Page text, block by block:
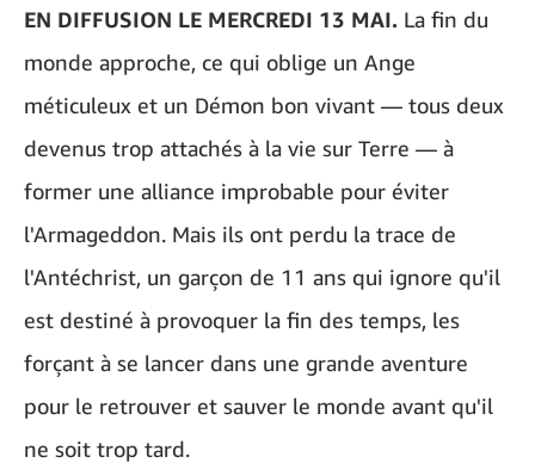
EN DIFFUSION LE MERCREDI 13 MAI. La fin du
monde approche, ce qui oblige un Ange
méticuleux et un Démon bon vivant — tous deux
devenus trop attachés à la vie sur Terre — à
former une alliance improbable pour éviter
l'Armageddon. Mais ils ont perdu la trace de
l'Antéchrist, un garçon de 11 ans qui ignore qu'il
est destiné à provoquer la fin des temps, les
forçant à se lancer dans une grande aventure
pour le retrouver et sauver le monde avant qu'il
ne soit trop tard.